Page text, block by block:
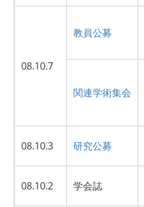
08.10.7
教員公募
関連学術集会
08.10.3 研究公募
08.10.2 学会誌